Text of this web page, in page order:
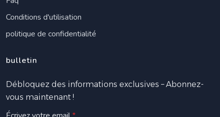
Conditions d'utilisation
politique de confidentialité
bulletin
Débloquez des informations exclusives – Abonnez-
vous maintenant !